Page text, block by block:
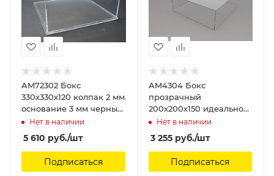
AM72302 Бокс
330х330х120 колпак 2 мм
основание 3 мм черный
глянец Arma Models
Нет в наличии
5 610 руб./шт
Подписаться
AM4304 Бокс
прозрачный
200х200х150 идеально
для подставок Hobby
Mix Arma Models
Нет в наличии
3 255руб./шт
Подписаться